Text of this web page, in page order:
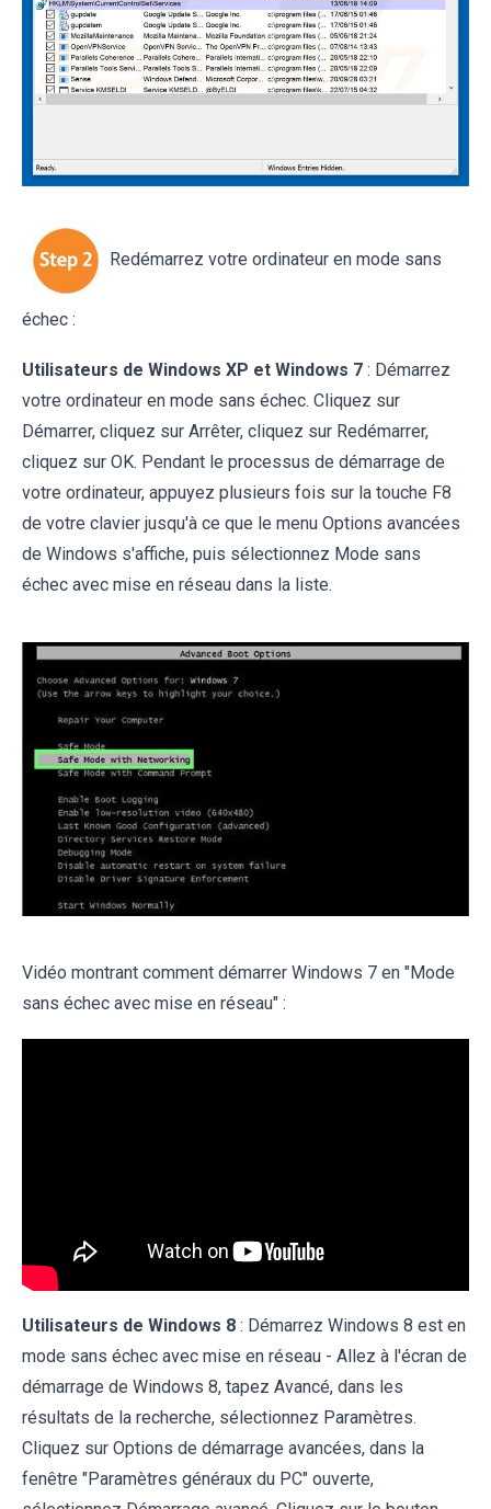
Redémarrez votre ordinateur en mode sans
échec :
Utilisateurs de Windows XP et Windows 7 : Démarrez
votre ordinateur en mode sans échec. Cliquez sur
Démarrer, cliquez sur Arrêter, cliquez sur Redémarrer,
cliquez sur OK. Pendant le processus de démarrage de
votre ordinateur, appuyez plusieurs fois sur la touche F8
de votre clavier jusqu'à ce que le menu Options avancées
de Windows s'affiche, puis sélectionnez Mode sans
échec avec mise en réseau dans la liste.
Vidéo montrant comment démarrer Windows 7 en "Mode
sans échec avec mise en réseau" :
Utilisateurs de Windows 8 : Démarrez Windows 8 est en
mode sans échec avec mise en réseau - Allez à l'écran de
démarrage de Windows 8, tapez Avancé, dans les
résultats de la recherche, sélectionnez Paramètres.
Cliquez sur Options de démarrage avancées, dans la
fenêtre "Paramètres généraux du PC" ouverte,